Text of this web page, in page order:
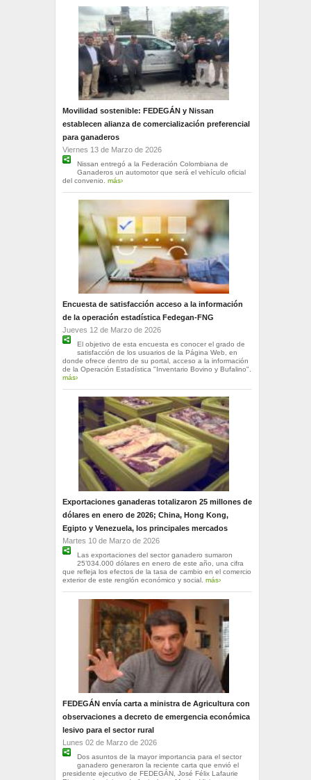
Movilidad sostenible: FEDEGÁN y Nissan
establecen alianza de comercialización preferencial
para ganaderos
Viernes 13 de Marzo de 2026
Nissan entregó a la Federación Colombiana de
Ganaderos un automotor que será el vehículo oficial
del convenio. más›
Encuesta de satisfacción acceso a la información
de la operación estadística Fedegan-FNG
Jueves 12 de Marzo de 2026
El objetivo de esta encuesta es conocer el grado de
satisfacción de los usuarios de la Página Web, en
donde ofrece dentro de su portal, acceso a la información
de la Operación Estadística "Inventario Bovino y Bufalino".
más›
Exportaciones ganaderas totalizaron 25 millones de
dólares en enero de 2026; China, Hong Kong,
Egipto y Venezuela, los principales mercados
Martes 10 de Marzo de 2026
Las exportaciones del sector ganadero sumaron
25’034.000 dólares en enero de este año, una cifra
que refleja los efectos de la tasa de cambio en el comercio
exterior de este renglón económico y social. más›
FEDEGÁN envía carta a ministra de Agricultura con
observaciones a decreto de emergencia económica
lesivo para el sector rural
Lunes 02 de Marzo de 2026
Dos asuntos de la mayor importancia para el sector
ganadero generaron la reciente carta que envió el
presidente ejecutivo de FEDEGÁN, José Félix Lafaurie